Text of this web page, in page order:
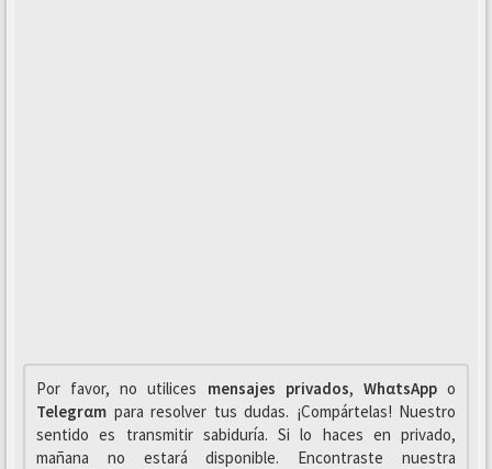
Por favor, no utilices mensajes privados, WhαtsAppo
Telegrαm para resolver tus dudas. ¡Compártelas! Nuestro
sentido es transmitir sabiduría. Si lo haces en privado,
mañana no estará disponible. Encontraste nuestra